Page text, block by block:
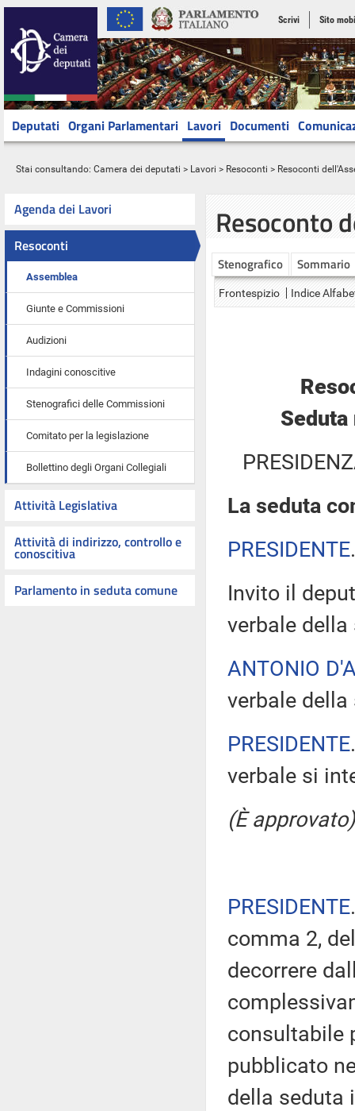
Scrivi Sito
Deputati Organi Parlamentari Lavori Documenti
Stai consultando: Camera dei deputati > Lavori > Resoconti > Resoconti
Agenda dei Lavori
Resoconti
Assemblea
Giunte e Commissioni
Audizioni
Indagini conoscitive
Stenografici delle Commissioni
Comitato per la legislazione
Bollettino degli Organi Collegiali
Attività Legislativa
Attività di indirizzo, controllo e
conoscitiva
Parlamento in seduta comune
Resoconto
Stenografico Sommario
Frontespizio Indice
La seduta
PRESIDENTE
Invito il
verbale della
ANTONIO
verbale
PRESIDENTE
verbale si
(È approvato)
PRESIDENTE
comma 2,
decorrere
consultabile
pubblicato
della seduta